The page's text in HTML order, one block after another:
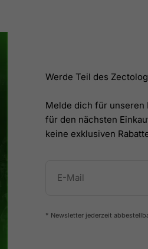
Werde Teil des
Melde dich für unseren
für den nächsten
keine exklusiven
E-Mail
* Newsletter jederzeit